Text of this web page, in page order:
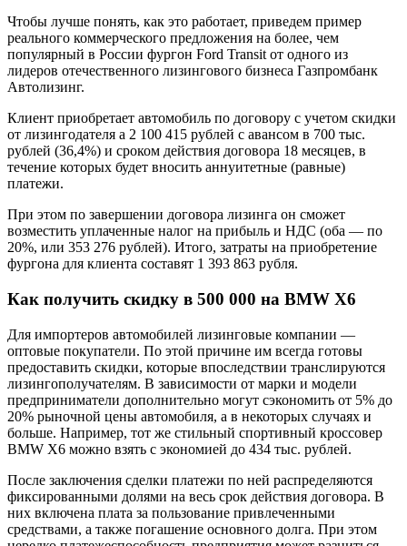
Чтобы лучше понять, как это работает, приведем пример
реального коммерческого предложения на более, чем
популярный в России фургон Ford Transit от одного из
лидеров отечественного лизингового бизнеса Газпромбанк
Автолизинг.
Клиент приобретает автомобиль по договору с учетом скидки
от лизингодателя а 2 100 415 рублей с авансом в 700 тыс.
рублей (36,4%) и сроком действия договора 18 месяцев, в
течение которых будет вносить аннуитетные (равные)
платежи.
При этом по завершении договора лизинга он сможет
возместить уплаченные налог на прибыль и НДС (оба — по
20%, или 353 276 рублей). Итого, затраты на приобретение
фургона для клиента составят 1 393 863 рубля.
Как получить скидку в 500 000 на BMW X6
Для импортеров автомобилей лизинговые компании —
оптовые покупатели. По этой причине им всегда готовы
предоставить скидки, которые впоследствии транслируются
лизингополучателям. В зависимости от марки и модели
предприниматели дополнительно могут сэкономить от 5% до
20% рыночной цены автомобиля, а в некоторых случаях и
больше. Например, тот же стильный спортивный кроссовер
BMW X6 можно взять с экономией до 434 тыс. рублей.
После заключения сделки платежи по ней распределяются
фиксированными долями на весь срок действия договора. В
них включена плата за пользование привлеченными
средствами, а также погашение основного долга. При этом